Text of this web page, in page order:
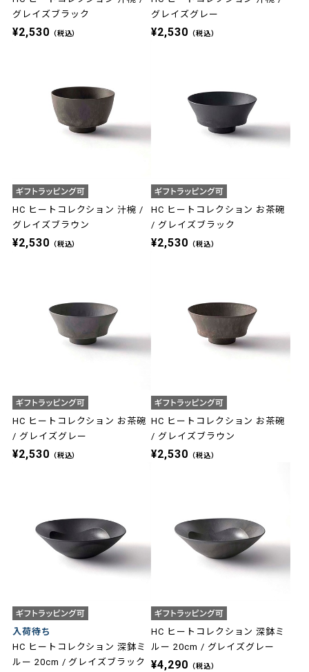
グレイズブラック
¥2,530 （税込）
グレイズグレー
¥2,530 （税込）
HC ヒートコレクション 汁椀 /
グレイズブラウン
¥2,530 （税込）
HC ヒートコレクション お茶碗
/ グレイズブラック
¥2,530 （税込）
HC ヒートコレクション お茶碗
/ グレイズグレー
¥2,530 （税込）
HC ヒートコレクション お茶碗
/ グレイズブラウン
¥2,530 （税込）
入荷待ち
HC ヒートコレクション 深鉢ミ
ルー 20cm / グレイズブラック
HC ヒートコレクション 深鉢ミ
ルー 20cm / グレイズグレー
¥4,290 （税込）